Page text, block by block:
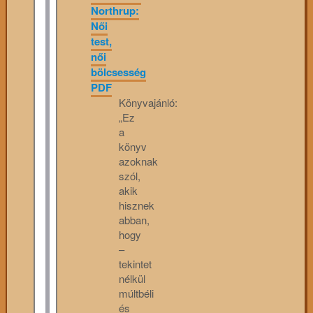
Northrup:
Női
test,
női
bölcsesség
PDF
Könyvajánló:
„Ez
a
könyv
azoknak
szól,
akik
hisznek
abban,
hogy
–
tekintet
nélkül
múltbéli
és